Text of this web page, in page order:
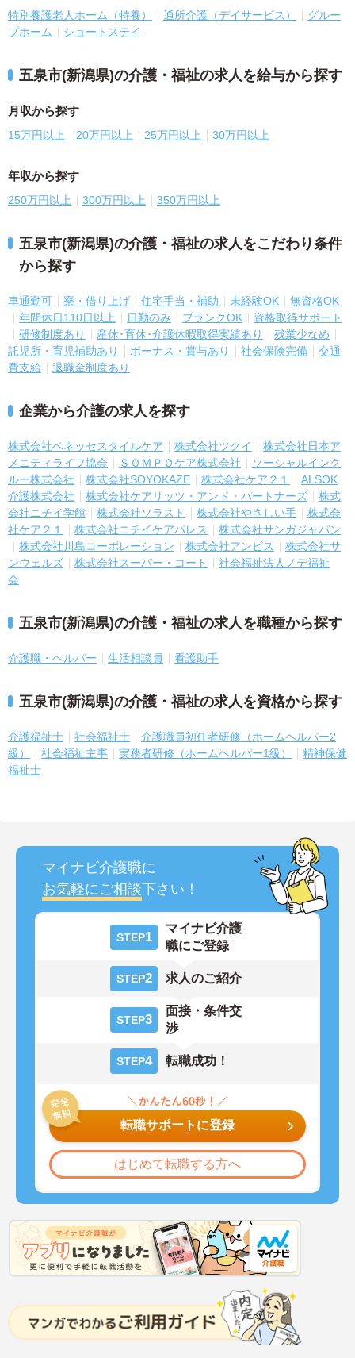
特別養護老人ホーム（特養） 通所介護（デイサービス）
グルー
プホーム
ショートステイ
五泉市(新潟県)の介護・福祉の求人を給与から探す
月収から探す
15万円以上 20万円以上 25万円以上 30万円以上
年収から探す
250万円以上 300万円以上 350万円以上
五泉市(新潟県)の介護・福祉の求人をこだわり条件
から探す
車通勤可 寮・借り上げ 住宅手当・補助 未経験OK
無資格OK
年間休日110日以上
日勤のみ ブランクOK
資格取得サポート
研修制度あり
産休･育休･介護休暇取得実績あり
残業少なめ
託児所・育児補助あり
ボーナス・賞与あり 社会保険完備
交通
費支給
退職金制度あり
企業から介護の求人を探す
株式会社ベネッセスタイルケア 株式会社ツクイ
株式会社日本ア
メニティライフ協会
ＳＯＭＰＯケア株式会社
ソーシャルインク
ルー株式会社
株式会社SOYOKAZE 株式会社ケア２１
ALSOK
介護株式会社
株式会社ケアリッツ・アンド・パートナーズ
株式
会社ニチイ学館
株式会社ソラスト 株式会社やさしい手
株式会
社ケア２１
株式会社ニチイケアパレス
株式会社サンガジャパン
株式会社川島コーポレーション
株式会社アンビス
株式会社サ
ンウェルズ
株式会社スーパー・コート
社会福祉法人ノテ福祉
会
五泉市(新潟県)の介護・福祉の求人を職種から探す
介護職・ヘルパー 生活相談員 看護助手
五泉市(新潟県)の介護・福祉の求人を資格から探す
介護福祉士 社会福祉士
介護職員初任者研修（ホームヘルパー2
級）
社会福祉主事 実務者研修（ホームヘルパー1級）
精神保健
福祉士
マイナビ介護職に
お気軽にご相談下さい！
STEP1
マイナビ介護
職にご登録
STEP2 求人のご紹介
STEP3
面接・条件交
渉
STEP4 転職成功！
転職サポートに登録
はじめて転職する方へ